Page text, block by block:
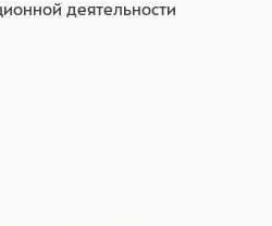
деятельности